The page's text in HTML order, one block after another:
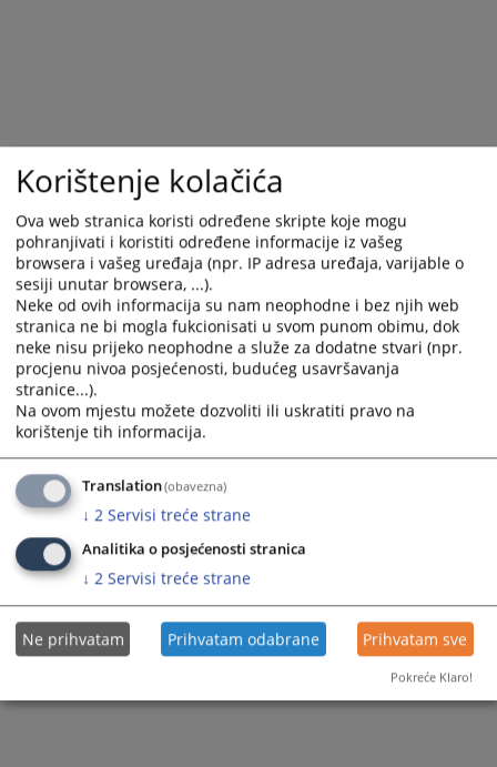
Trenutno nema vijesti
Korištenje kolačića
Ova web stranica koristi određene skripte koje mogu
pohranjivati i koristiti određene informacije iz vašeg
browsera i vašeg uređaja (npr. IP adresa uređaja, varijable o
sesiji unutar browsera, ...).
Neke od ovih informacija su nam neophodne i bez njih web
stranica ne bi mogla fukcionisati u svom punom obimu, dok
neke nisu prijeko neophodne a služe za dodatne stvari (npr.
procjenu nivoa posjećenosti, budućeg usavršavanja
stranice...).
Na ovom mjestu možete dozvoliti ili uskratiti pravo na
korištenje tih informacija.
Translation(obavezna)
↓ 2 Servisi treće strane
Analitika o posjećenosti stranica
↓ 2 Servisi treće strane
Ne prihvatam Prihvatam odabrane Prihvatam sve
Pokreće Klaro!